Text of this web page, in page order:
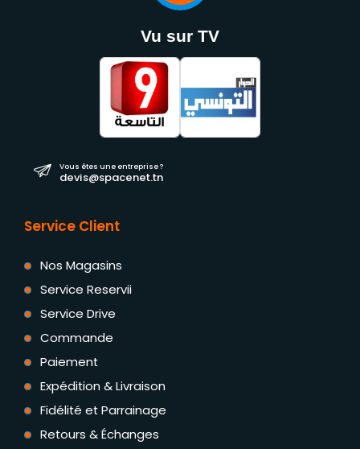
Vu sur TV
Vous êtes une entreprise ?
devis@spacenet.tn
Service Client
Nos Magasins
Service Reservii
Service Drive
Commande
Paiement
Expédition & Livraison
Fidélité et Parrainage
Retours & Échanges